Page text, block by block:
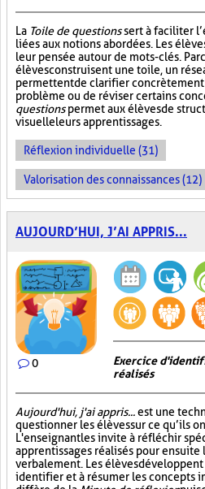
La Toile de questionssert à faciliter
liées aux notions abordées. Les
leur pensée autour de mots-clés.
élèves construisent une toile, un
permettent de clarifier
problème ou de réviser certains
questionspermet aux élèves de
visuelle leurs apprentissages.
Réflexion individuelle (31)
Valorisation des connaissances (12)
AUJOURD’HUI, J’AI APPRIS...
0
Exercice
réalisés
Aujourd'hui, j'ai appris...est une
questionner les élèves sur ce qu’ils
L'enseignant les invite à réfléchir
apprentissages réalisés pour
verbalement. Les élèves
identifier et à résumer les concepts